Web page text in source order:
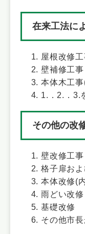
在来工法に
屋根改修
壁補修工事
本体木工
1.．2.．3.
その他の改
壁改修工事
格子扉お
本体改修(
雨どい改修
基礎改修
その他市